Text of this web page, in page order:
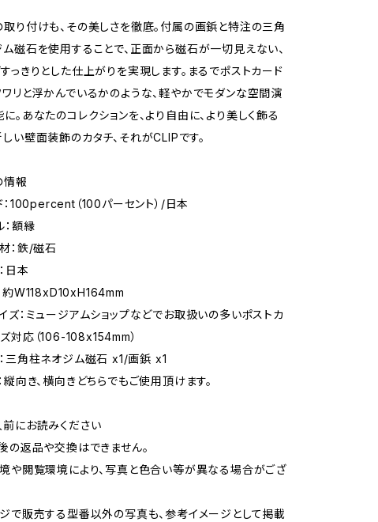
り付けも、その美しさを徹底。付属の画鋲と特注の三角
磁石を使用することで、正面から磁石が一切見えない、
っきりとした仕上がりを実現します。まるでポストカード
リと浮かんでいるかのような、軽やかでモダンな空間演
。あなたのコレクションを、より自由に、より美しく飾る
い壁面装飾のカタチ、それがCLIPです。
報
：100percent（100パーセント）/日本
：額縁
：鉄/磁石
日本
約W118xD10xH164mm
ズ：ミュージアムショップなどでお取扱いの多いポストカ
対応（106-108x154mm）
三角柱ネオジム磁石 x1/画鋲 x1
縦向き、横向きどちらでもご使用頂けます。
にお読みください
の返品や交換はできません。
や閲覧環境により、写真と色合い等が異なる場合がござ
で販売する型番以外の写真も、参考イメージとして掲載